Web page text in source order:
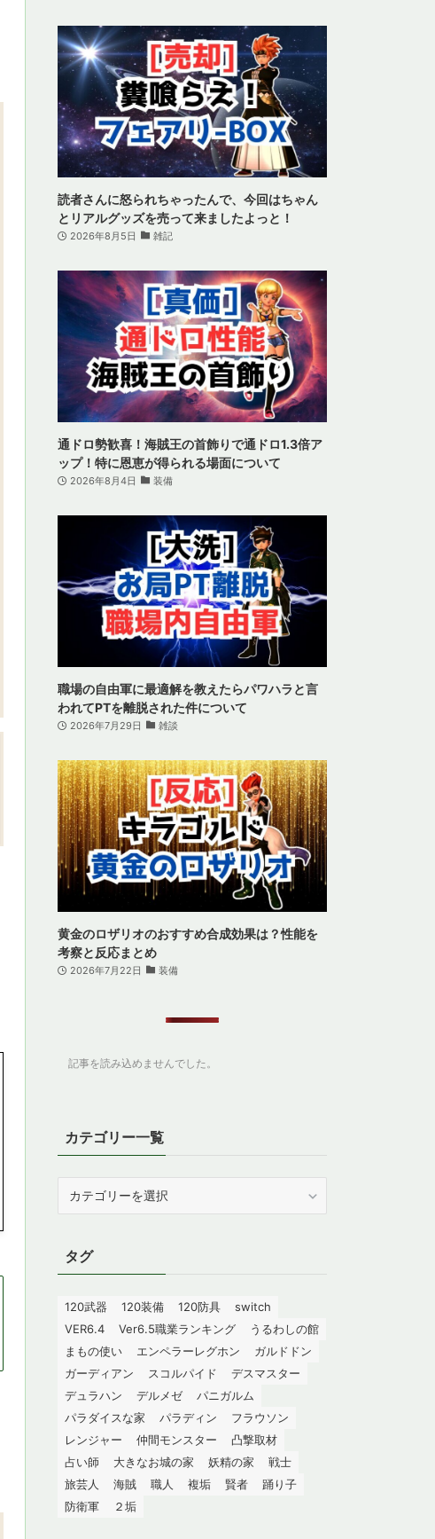
読者さんに怒られちゃったんで、今回はちゃん
とリアルグッズを売って来ましたよっと！
2026年8月5日 雑記
通ドロ勢歓喜！海賊王の首飾りで通ドロ1.3倍ア
ップ！特に恩恵が得られる場面について
2026年8月4日 装備
職場の自由軍に最適解を教えたらパワハラと言
われてPTを離脱された件について
2026年7月29日 雑談
黄金のロザリオのおすすめ合成効果は？性能を
考察と反応まとめ
2026年7月22日 装備
記事を読み込めませんでした。
カテゴリー一覧
ー
覧
タグ
120武器 120装備 120防具
switch
VER6.4
Ver6.5職業ランキング
うるわしの館
まもの使い
エンペラーレグホン
ガルドドン
ガーディアン
スコルパイド
デスマスター
デュラハン
デルメゼ
パニガルム
パラダイスな家
パラディン
フラウソン
レンジャー
仲間モンスター
凸撃取材
占い師
大きなお城の家 妖精の家
戦士
旅芸人
海賊 職人 複垢 賢者
踊り子
防衛軍
２垢